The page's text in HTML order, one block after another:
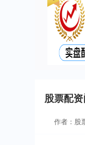
股票配
作者：股